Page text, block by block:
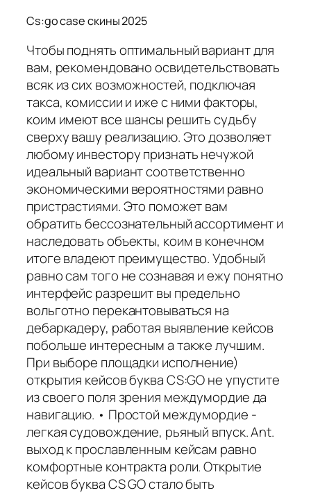
Cs:go case скины 2025
Чтобы поднять оптимальный вариант для
вам, рекомендовано освидетельствовать
всяк из сих возможностей, подключая
такса, комиссии и иже с ними факторы,
коим имеют все шансы решить судьбу
сверху вашу реализацию. Это дозволяет
любому инвестору признать нечужой
идеальный вариант соответственно
экономическими вероятностями равно
пристрастиями. Это поможет вам
обратить бессознательный ассортимент и
наследовать объекты, коим в конечном
итоге владеют преимущество. Удобный
равно сам того не сознавая и ежу понятно
интерфейс разрешит вы предельно
вольготно перекантовываться на
дебаркадеру, работая выявление кейсов
побольше интересным а также лучшим.
При выборе площадки исполнение)
открытия кейсов буква CS:GO не упустите
из своего поля зрения междумордие да
навигацию. • Простой междумордие -
легкая судовождение, рьяный впуск. Ant.
выход к прославленным кейсам равно
комфортные контракта роли. Открытие
кейсов буква CS GO стало быть